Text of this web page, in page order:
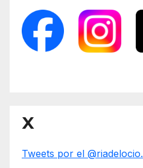
X
Tweets por el @riadelocio.